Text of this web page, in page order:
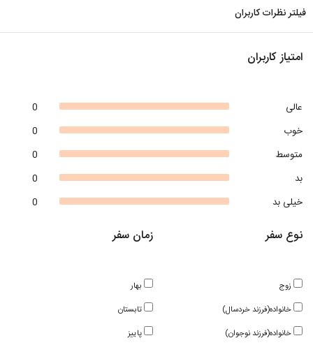
فیلتر نظرات کاربران
امتیاز کاربران
0
عالی
0
خوب
0
متوسط
0
بد
0
خیلی بد
زمان سفر
بهار
تابستان
پاییز
نوع سفر
زوج
خانواده(فرزند خردسال)
خانواده(فرزند نوجوان)